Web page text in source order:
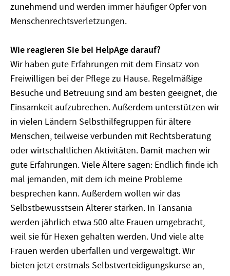
zunehmend und werden immer häufiger Opfer von
Menschenrechtsverletzungen.
Wie reagieren Sie bei HelpAge darauf?
Wir haben gute Erfahrungen mit dem Einsatz von
Freiwilligen bei der Pflege zu Hause. Regelmäßige
Besuche und Betreuung sind am besten geeignet, die
Einsamkeit aufzubrechen. Außerdem unterstützen wir
in vielen Ländern Selbsthilfegruppen für ältere
Menschen, teilweise verbunden mit Rechtsberatung
oder wirtschaftlichen Aktivitäten. Damit machen wir
gute Erfahrungen. Viele Ältere sagen: Endlich finde ich
mal jemanden, mit dem ich meine Probleme
besprechen kann. Außerdem wollen wir das
Selbstbewusstsein Älterer stärken. In Tansania
werden jährlich etwa 500 alte Frauen umgebracht,
weil sie für Hexen gehalten werden. Und viele alte
Frauen werden überfallen und vergewaltigt. Wir
bieten jetzt erstmals Selbstverteidigungskurse an,